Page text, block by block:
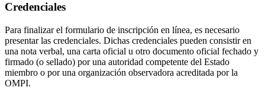
Credenciales
Para finalizar el formulario de inscripción en línea, es necesario
presentar las credenciales. Dichas credenciales pueden consistir en
una nota verbal, una carta oficial u otro documento oficial fechado y
firmado (o sellado) por una autoridad competente del Estado
miembro o por una organización observadora acreditada por la
OMPI.